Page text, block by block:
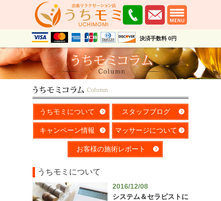
決済手数料 0円
うちモミについて スタッフブログ
キャンペーン情報 マッサージについて
お客様の施術レポート
うちモミについて
2016/12/08
システム＆セラピストに